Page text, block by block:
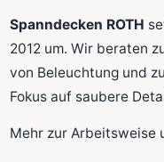
Spanndecken ROTH
2012 um. Wir beraten
von Beleuchtung und
Fokus auf saubere
Mehr zur Arbeitsweise